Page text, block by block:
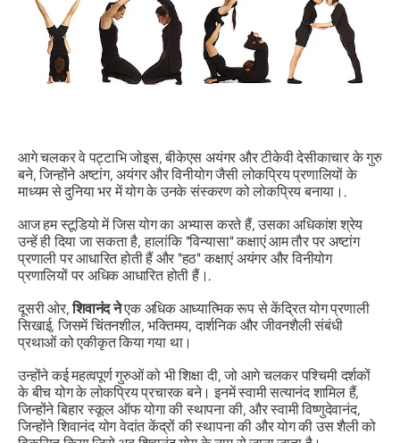
आगे चलकर वे पट्टाभि जोइस, बीकेएस अयंगर और टीकेवी देसीकाचार के गुरु
बने, जिन्होंने अष्टांग, अयंगर और विनीयोग जैसी लोकप्रिय प्रणालियों के
माध्यम से दुनिया भर में योग के उनके संस्करण को लोकप्रिय बनाया।.
आज हम स्टूडियो में जिस योग का अभ्यास करते हैं, उसका अधिकांश श्रेय
उन्हें ही दिया जा सकता है, हालांकि "विन्यासा" कक्षाएं आम तौर पर अष्टांग
प्रणाली पर आधारित होती हैं और "हठ" कक्षाएं अयंगर और विनीयोग
प्रणालियों पर अधिक आधारित होती हैं।.
दूसरी ओर,शिवानंद नेएक अधिक आध्यात्मिक रूप से केंद्रित योग प्रणाली
सिखाई, जिसमें चिंतनशील, भक्तिमय, दार्शनिक और जीवनशैली संबंधी
प्रथाओं को एकीकृत किया गया था।
उन्होंने कई महत्वपूर्ण गुरुओं को भी शिक्षा दी, जो आगे चलकर पश्चिमी दर्शकों
के बीच योग के लोकप्रिय प्रचारक बने। इनमें स्वामी सत्यानंद शामिल हैं,
जिन्होंने बिहार स्कूल ऑफ योगा की स्थापना की, और स्वामी विष्णुदेवानंद,
जिन्होंने शिवानंद योग वेदांत केंद्रों की स्थापना की और योग की उस शैली को